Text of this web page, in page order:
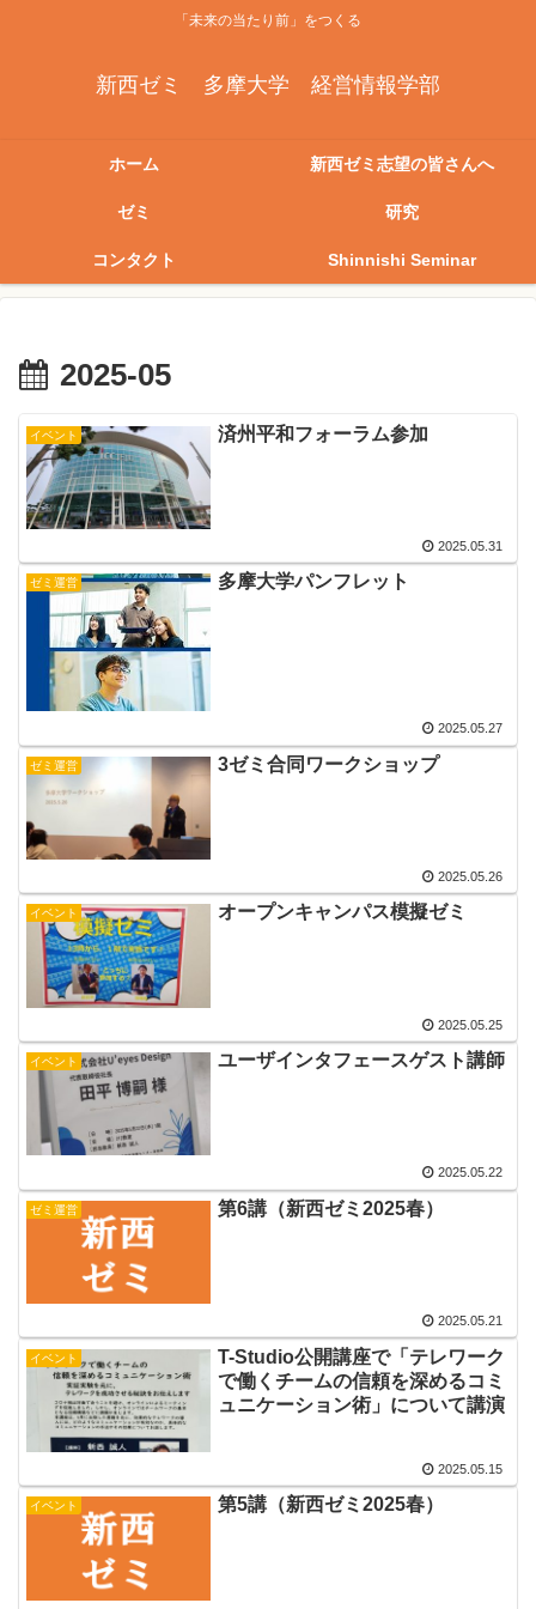
「未来の当たり前」をつくる
新西ゼミ 多摩大学 経営情報学部
ホーム 新西ゼミ志望の皆さんへ
ゼミ 研究
コンタクト Shinnishi Seminar
2025-05
イベント 済州平和フォーラム参加
2025.05.31
ゼミ運営 多摩大学パンフレット
2025.05.27
ゼミ運営 3ゼミ合同ワークショップ
2025.05.26
イベント オープンキャンパス模擬ゼミ
2025.05.25
イベント ユーザインタフェースゲスト講師
2025.05.22
ゼミ運営 第6講（新西ゼミ2025春）
2025.05.21
イベント
T-Studio公開講座で「テレワーク
で働くチームの信頼を深めるコミ
ュニケーション術」について講演
2025.05.15
イベント 第5講（新西ゼミ2025春）